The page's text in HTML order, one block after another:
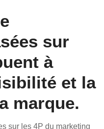
sur
à
et la
marque.
sur les 4P du marketing